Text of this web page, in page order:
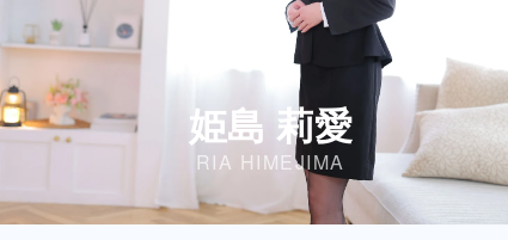
姫島 莉愛
RIA HIMEJIMA